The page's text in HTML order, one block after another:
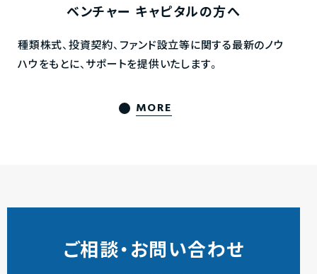
ベンチャー キャピタルの方へ
種類株式、投資契約、ファンド設立等に関する最新のノウ
ハウをもとに、サポートを提供いたします。
MORE
ご相談・お問い合わせ